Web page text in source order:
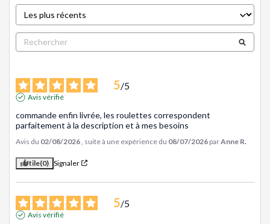
5/5
Avis vérifié
commande enfin livrée, les roulettes correspondent
parfaitement à la description et à mes besoins
Avis du 02/08/2026 , suite à une expérience du 08/07/2026 parAnne R.
Utile(0) Signaler
5/5
Avis vérifié